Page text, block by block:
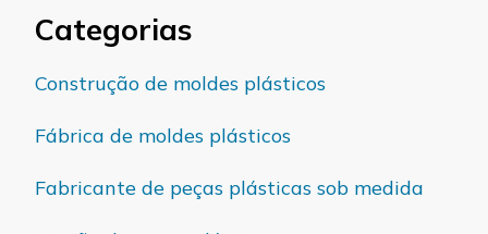
Categorias
Construção de moldes plásticos
Fábrica de moldes plásticos
Fabricante de peças plásticas sob medida